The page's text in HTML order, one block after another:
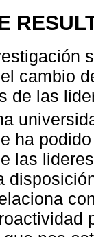
cambio
de las
ha
las